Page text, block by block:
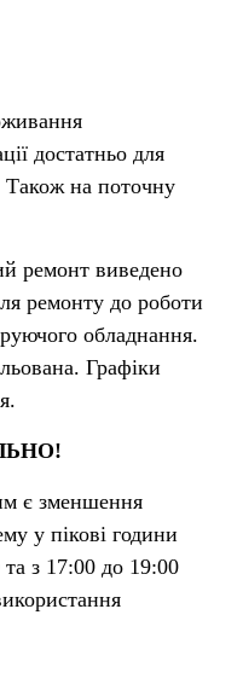
достатньо для
Також на поточну
ремонт виведено
ремонту до роботи
обладнання.
Графіки
є зменшення
у пікові години
з 17:00 до 19:00